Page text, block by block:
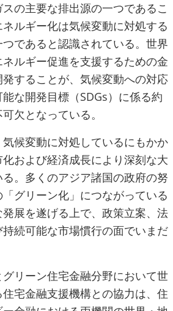
の主要な排出源の一つであるこ
ルギー化は気候変動に対処する
であると認識されている。世界
ルギー促進を支援するための金
することが、気候変動への対応
な開発目標（SDGs）に係る約
欠となっている。
候変動に対処しているにもかか
および経済成長により深刻な大
。多くのアジア諸国の政府の努
グリーン化」につながっている
展を遂げる上で、政策立案、法
続可能な市場慣行の面でいまだ
リーン住宅金融分野において世
宅金融支援機構との協力は、住